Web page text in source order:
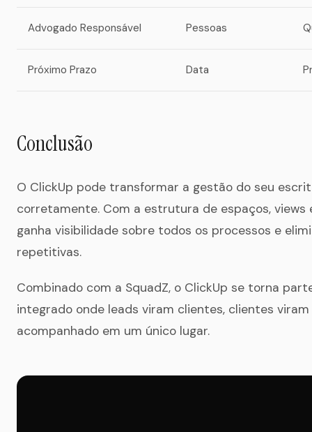
Advogado Responsável Pessoas
Próximo Prazo Data
Conclusão
O ClickUp pode transformar a gestão do seu
corretamente. Com a estrutura de espaços, views
ganha visibilidade sobre todos os processos e
repetitivas.
Combinado com a SquadZ, o ClickUp se torna
integrado onde leads viram clientes, clientes
acompanhado em um único lugar.